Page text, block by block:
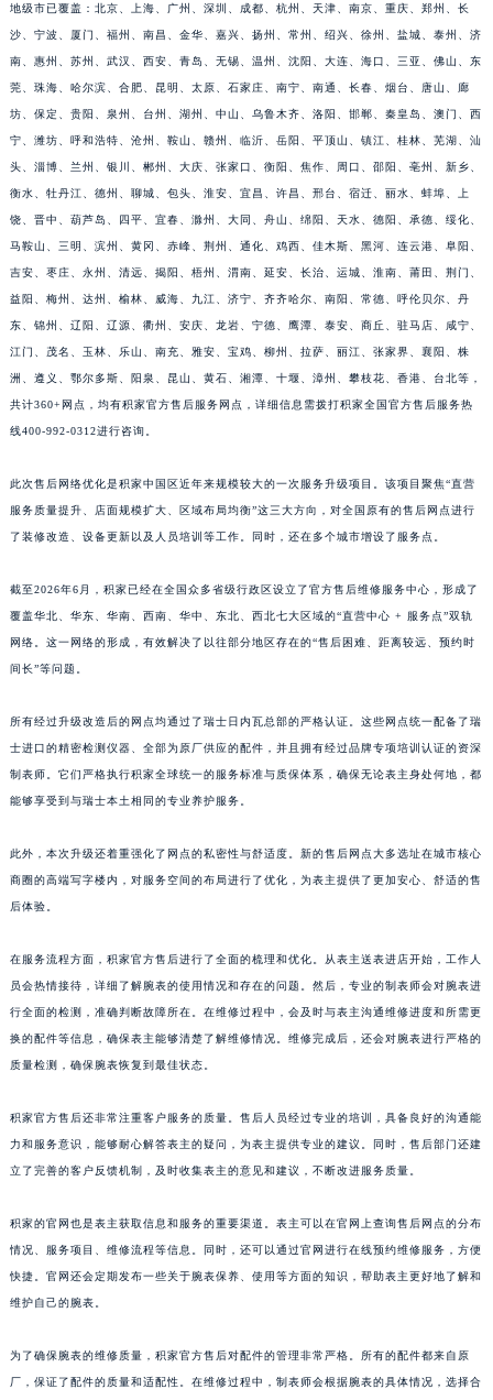
江苏省南京市秦淮区中山南路1号南京中心22层22-C1-C3室积家售后服务中心（需提前预约）
江苏省泰州市海陵区永定东路399号置地商务中心东塔（华润万象城）17层1706室积家售后服务中心（需提前预约）
江苏省徐州市鼓楼区淮海东路29号苏宁广场IFC国际金融中心35层3508室积家售后服务中心（需提前预约）
江苏省盐城市盐都区世纪大道5号盐城金融城写字楼1号楼16层1604室积家售后服务中心（需提前预约）
江苏省扬州市邗江区国展路29号星耀天地写字楼1号楼18层1803室积家售后服务中心（需提前预约）
江苏省镇江市京口区中山东路积家售后服务中心（需提前预约）
江西省赣州市章贡区文清路积家售后服务中心（需提前预约）
江西省吉安市吉州区井冈山大道积家售后服务中心（需提前预约）
江西省景德镇市珠山区珠山中路积家售后服务中心（需提前预约）
江西省九江市浔阳区浔阳路积家售后服务中心（需提前预约）
江西省南昌市红谷滩新区红谷中大道998号绿地双子塔（中央广场）A1座办公楼14层1407室积家售后服务中心（需提前预约）
江西省新余市渝水区北湖西路积家售后服务中心（需提前预约）
江西省宜春市袁州区中山中路积家售后服务中心（需提前预约）
江西省鹰潭市月湖区胜利东路积家售后服务中心（需提前预约）
山东省临沂市兰山区解放路积家售后服务中心（需提前预约）
山东省日照市东港区烟台路积家售后服务中心（需提前预约）
山东省潍坊市奎文区东风东街积家售后服务中心（需提前预约）
山东省枣庄市滕州市北辛路与善国路交叉口积家售后服务中心（需提前预约）
浙江省杭州市上城区钱江路1366号华润大厦A座5层503-5室积家售后服务中心（需提前预约）
浙江省湖州市吴兴区劳动路积家售后服务中心（需提前预约）
浙江省丽水市莲都区解放街积家售后服务中心（需提前预约）
浙江省绍兴市越城区胜利东路379号世茂天际中心写字楼8层805室积家售后服务中心（需提前预约）
浙江省舟山市定海区解放东路积家售后服务中心（需提前预约）
澳门特别行政区大堂区议事亭前地（新马路）积家售后服务中心（需提前预约）
地级市已覆盖：北京、上海、广州、深圳、成都、杭州、天津、南京、重庆、郑州、长
沙、宁波、厦门、福州、南昌、金华、嘉兴、扬州、常州、绍兴、徐州、盐城、泰州、济
南、惠州、苏州、武汉、西安、青岛、无锡、温州、沈阳、大连、海口、三亚、佛山、东
莞、珠海、哈尔滨、合肥、昆明、太原、石家庄、南宁、南通、长春、烟台、唐山、廊
坊、保定、贵阳、泉州、台州、湖州、中山、乌鲁木齐、洛阳、邯郸、秦皇岛、澳门、西
宁、潍坊、呼和浩特、沧州、鞍山、赣州、临沂、岳阳、平顶山、镇江、桂林、芜湖、汕
头、淄博、兰州、银川、郴州、大庆、张家口、衡阳、焦作、周口、邵阳、亳州、新乡、
衡水、牡丹江、德州、聊城、包头、淮安、宜昌、许昌、邢台、宿迁、丽水、蚌埠、上
饶、晋中、葫芦岛、四平、宜春、滁州、大同、舟山、绵阳、天水、德阳、承德、绥化、
马鞍山、三明、滨州、黄冈、赤峰、荆州、通化、鸡西、佳木斯、黑河、连云港、阜阳、
吉安、枣庄、永州、清远、揭阳、梧州、渭南、延安、长治、运城、淮南、莆田、荆门、
益阳、梅州、达州、榆林、威海、九江、济宁、齐齐哈尔、南阳、常德、呼伦贝尔、丹
东、锦州、辽阳、辽源、衢州、安庆、龙岩、宁德、鹰潭、泰安、商丘、驻马店、咸宁、
江门、茂名、玉林、乐山、南充、雅安、宝鸡、柳州、拉萨、丽江、张家界、襄阳、株
洲、遵义、鄂尔多斯、阳泉、昆山、黄石、湘潭、十堰、漳州、攀枝花、香港、台北等，
共计360+网点，均有积家官方售后服务网点，详细信息需拨打积家全国官方售后服务热
线400-992-0312进行咨询。
此次售后网络优化是积家中国区近年来规模较大的一次服务升级项目。该项目聚焦“直营
服务质量提升、店面规模扩大、区域布局均衡”这三大方向，对全国原有的售后网点进行
了装修改造、设备更新以及人员培训等工作。同时，还在多个城市增设了服务点。
截至2026年6月，积家已经在全国众多省级行政区设立了官方售后维修服务中心，形成了
覆盖华北、华东、华南、西南、华中、东北、西北七大区域的“直营中心 + 服务点”双轨
网络。这一网络的形成，有效解决了以往部分地区存在的“售后困难、距离较远、预约时
间长”等问题。
所有经过升级改造后的网点均通过了瑞士日内瓦总部的严格认证。这些网点统一配备了瑞
士进口的精密检测仪器、全部为原厂供应的配件，并且拥有经过品牌专项培训认证的资深
制表师。它们严格执行积家全球统一的服务标准与质保体系，确保无论表主身处何地，都
能够享受到与瑞士本土相同的专业养护服务。
此外，本次升级还着重强化了网点的私密性与舒适度。新的售后网点大多选址在城市核心
商圈的高端写字楼内，对服务空间的布局进行了优化，为表主提供了更加安心、舒适的售
后体验。
在服务流程方面，积家官方售后进行了全面的梳理和优化。从表主送表进店开始，工作人
员会热情接待，详细了解腕表的使用情况和存在的问题。然后，专业的制表师会对腕表进
行全面的检测，准确判断故障所在。在维修过程中，会及时与表主沟通维修进度和所需更
换的配件等信息，确保表主能够清楚了解维修情况。维修完成后，还会对腕表进行严格的
质量检测，确保腕表恢复到最佳状态。
积家官方售后还非常注重客户服务的质量。售后人员经过专业的培训，具备良好的沟通能
力和服务意识，能够耐心解答表主的疑问，为表主提供专业的建议。同时，售后部门还建
立了完善的客户反馈机制，及时收集表主的意见和建议，不断改进服务质量。
积家的官网也是表主获取信息和服务的重要渠道。表主可以在官网上查询售后网点的分布
情况、服务项目、维修流程等信息。同时，还可以通过官网进行在线预约维修服务，方便
快捷。官网还会定期发布一些关于腕表保养、使用等方面的知识，帮助表主更好地了解和
维护自己的腕表。
为了确保腕表的维修质量，积家官方售后对配件的管理非常严格。所有的配件都来自原
厂，保证了配件的质量和适配性。在维修过程中，制表师会根据腕表的具体情况，选择合